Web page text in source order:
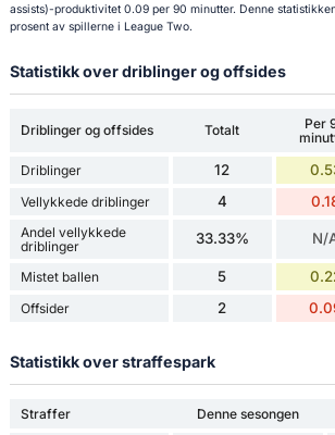
assists)-produktivitet 0.09 per 90 minutter. Denne
prosent av spillerne i League Two.
Statistikk over driblinger og offsides
Driblinger og offsides Totalt
Per
Driblinger 12
Vellykkede driblinger 4
Andel vellykkede
driblinger
33.33% N/
Mistet ballen 5
Offsider 2
Statistikk over straffespark
Straffer Denne sesongen